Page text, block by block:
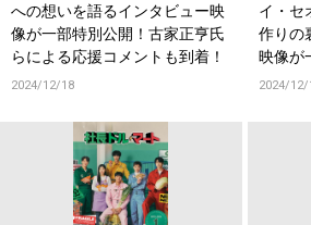
への想いを語るインタビュー映
像が一部特別公開！古家正亨氏
らによる応援コメントも到着！
2024/12/18
イ・セ
作りの
映像が
2024/12/